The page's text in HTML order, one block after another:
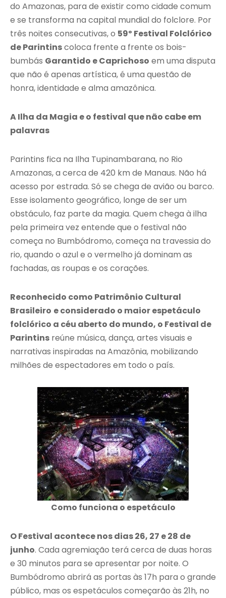
do Amazonas, para de existir como cidade comum
e se transforma na capital mundial do folclore. Por
três noites consecutivas, o 59º Festival Folclórico
de Parintinscoloca frente a frente os bois-
bumbás Garantido e Caprichoso em uma disputa
que não é apenas artística, é uma questão de
honra, identidade e alma amazônica.
A Ilha da Magia e o festival que não cabe em
palavras
Parintins fica na Ilha Tupinambarana, no Rio
Amazonas, a cerca de 420 km de Manaus. Não há
acesso por estrada. Só se chega de avião ou barco.
Esse isolamento geográfico, longe de ser um
obstáculo, faz parte da magia. Quem chega à ilha
pela primeira vez entende que o festival não
começa no Bumbódromo, começa na travessia do
rio, quando o azul e o vermelho já dominam as
fachadas, as roupas e os corações.
Reconhecido como Patrimônio Cultural
Brasileiro e considerado o maior espetáculo
folclórico a céu aberto do mundo, o Festival de
Parintins reúne música, dança, artes visuais e
narrativas inspiradas na Amazônia, mobilizando
milhões de espectadores em todo o país.
Como funciona o espetáculo
O Festival acontece nos dias 26, 27 e 28 de
junho. Cada agremiação terá cerca de duas horas
e 30 minutos para se apresentar por noite. O
Bumbódromo abrirá as portas às 17h para o grande
público, mas os espetáculos começarão às 21h, no